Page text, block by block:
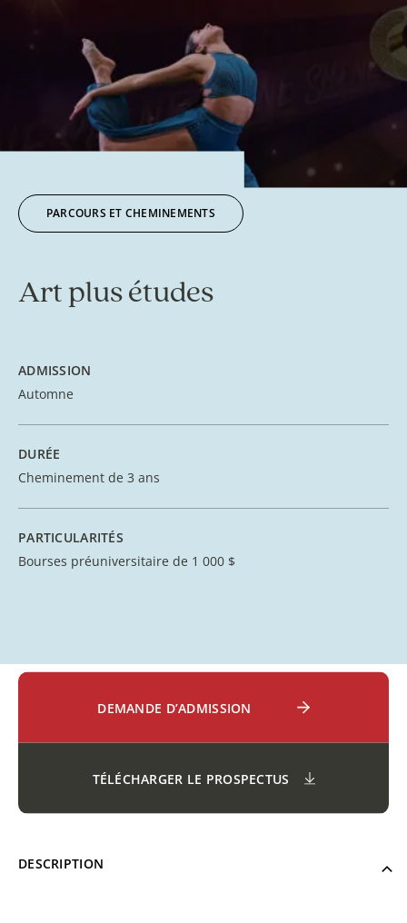
PARCOURS ET CHEMINEMENTS
Art plus études
ADMISSION
Automne
DURÉE
Cheminement de 3 ans
PARTICULARITÉS
Bourses préuniversitaire de 1 000 $
DEMANDE D’ADMISSION
TÉLÉCHARGER LE PROSPECTUS
DESCRIPTION